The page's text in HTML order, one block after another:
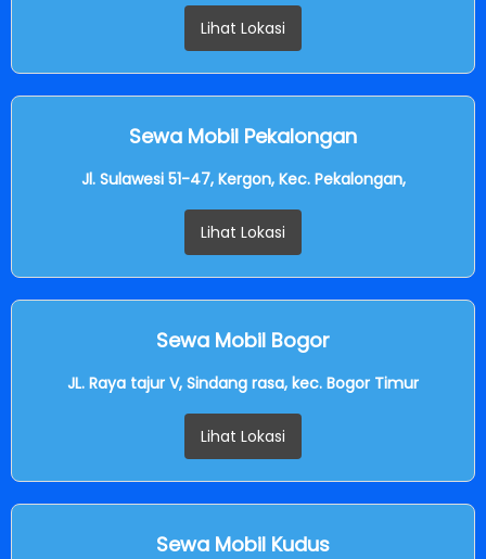
Lihat Lokasi
Sewa Mobil Pekalongan
Jl. Sulawesi 51-47, Kergon, Kec. Pekalongan,
Lihat Lokasi
Sewa Mobil Bogor
JL. Raya tajur V, Sindang rasa, kec. Bogor Timur
Lihat Lokasi
Sewa Mobil Kudus